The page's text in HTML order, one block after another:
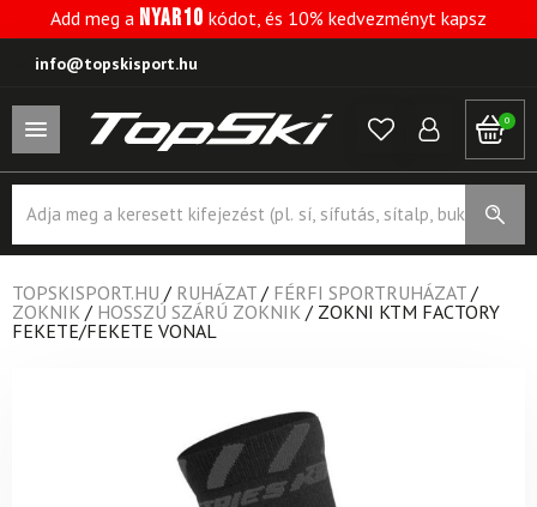
Add meg a NYAR10 kódot, és 10% kedvezményt kapsz
info@topskisport.hu
0
search
TOPSKISPORT.HU / RUHÁZAT / FÉRFI SPORTRUHÁZAT /
ZOKNIK / HOSSZÚ SZÁRÚ ZOKNIK / ZOKNI KTM FACTORY
FEKETE/FEKETE VONAL